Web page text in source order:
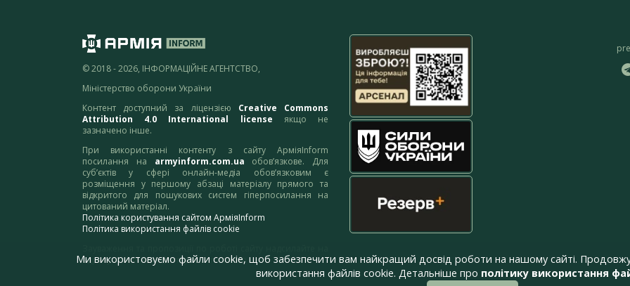
© 2018 - 2026, ІНФОРМАЦІЙНЕ АГЕНТСТВО,
Міністерство оборони України
Контент доступний за ліцензією Creative Commons
Attribution 4.0 International license якщо не
зазначено інше.
При використанні контенту з сайту АрміяInform
посилання на armyinform.com.ua обов’язкове. Для
суб’єктів у сфері онлайн-медіа обов’язковим є
розміщення у першому абзаці матеріалу прямого та
відкритого для пошукових систем гіперпосилання на
цитований матеріал.
Політика користування сайтом АрміяInform
Політика використання файлів cookie
адресу:webmaster@armyinform.com.ua
Ми використовуємо файли cookie, щоб забезпечити вам найкращий досвід роботи на нашому сайті.
використання файлів cookie. Детальніше про політику використання